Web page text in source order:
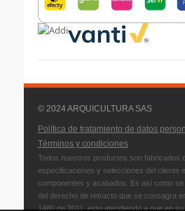
© 2024 ARQUICULTURA SAS
Política de tratamiento de datos
Términos y condiciones
Todos nuestros productos son fabricados
especificaciones y selecciones del cliente
componentes y acabados. Es así como
del derecho de retracto que se consagra
1480 de 2011, esto atendiendo a que en